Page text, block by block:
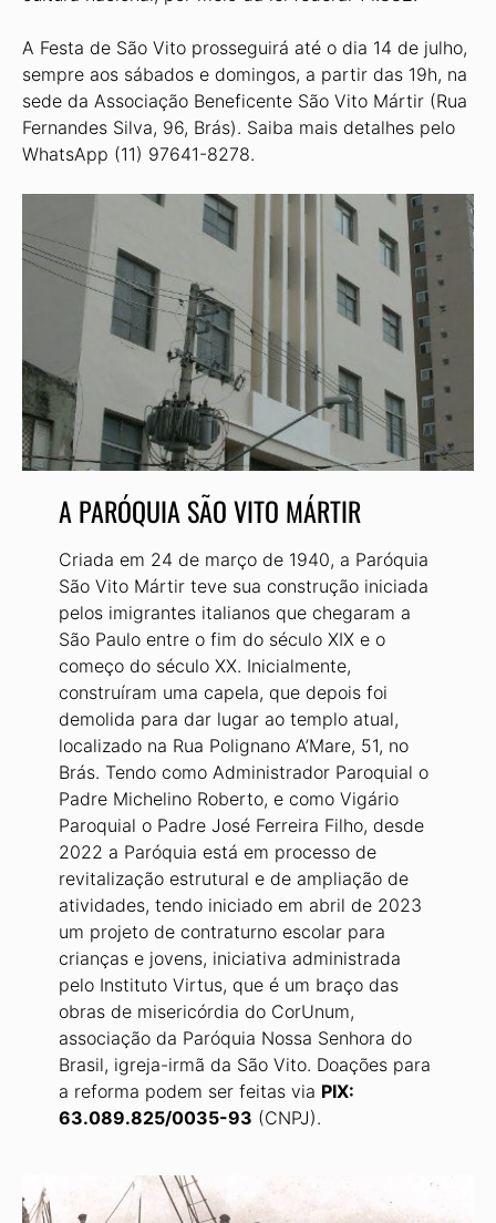
A Festa de São Vito prosseguirá até o dia 14 de julho,
sempre aos sábados e domingos, a partir das 19h, na
sede da Associação Beneficente São Vito Mártir (Rua
Fernandes Silva, 96, Brás). Saiba mais detalhes pelo
WhatsApp (11) 97641-8278.
A PARÓQUIA SÃO VITO MÁRTIR
Criada em 24 de março de 1940, a Paróquia
São Vito Mártir teve sua construção iniciada
pelos imigrantes italianos que chegaram a
São Paulo entre o fim do século XIX e o
começo do século XX. Inicialmente,
construíram uma capela, que depois foi
demolida para dar lugar ao templo atual,
localizado na Rua Polignano A’Mare, 51, no
Brás. Tendo como Administrador Paroquial o
Padre Michelino Roberto, e como Vigário
Paroquial o Padre José Ferreira Filho, desde
2022 a Paróquia está em processo de
revitalização estrutural e de ampliação de
atividades, tendo iniciado em abril de 2023
um projeto de contraturno escolar para
crianças e jovens, iniciativa administrada
pelo Instituto Virtus, que é um braço das
obras de misericórdia do CorUnum,
associação da Paróquia Nossa Senhora do
Brasil, igreja-irmã da São Vito. Doações para
a reforma podem ser feitas via PIX:
63.089.825/0035-93 (CNPJ).